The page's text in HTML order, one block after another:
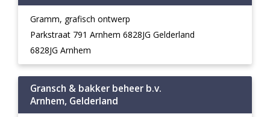
Gramm, grafisch ontwerp
Parkstraat 791 Arnhem 6828JG Gelderland
6828JG Arnhem
Gransch & bakker beheer b.v.
Arnhem, Gelderland